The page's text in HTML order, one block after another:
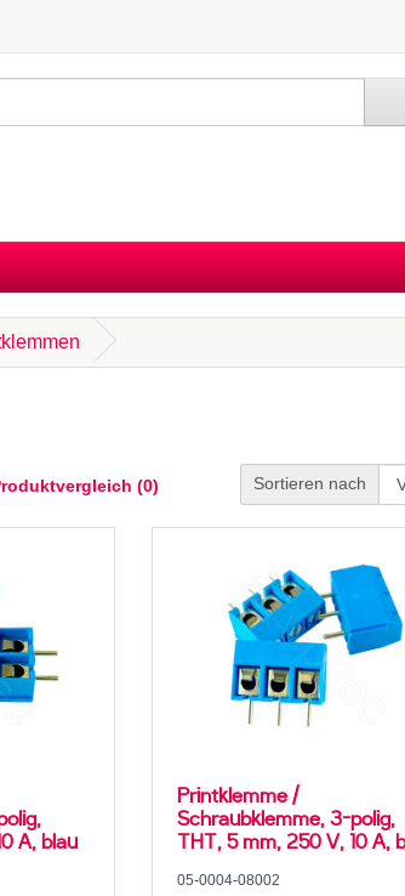
(0) Sortieren nach
A, blau
Printklemme /
Schraubklemme, 3-polig,
THT, 5 mm, 250 V, 10 A,
05-0004-08002